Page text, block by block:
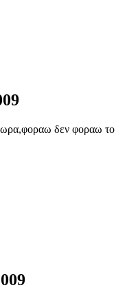
ωρα,φοραω δεν φοραω το